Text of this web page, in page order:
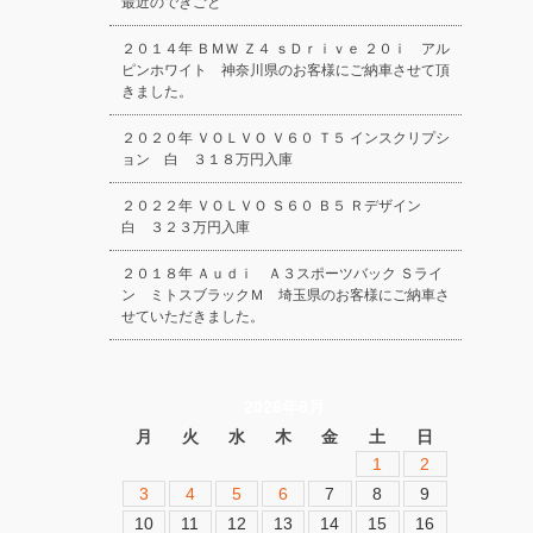
２０１４年 ＢＭＷ Ｚ４ ｓＤｒｉｖｅ ２０ｉ アル
ピンホワイト 神奈川県のお客様にご納車させて頂
きました。
２０２０年 ＶＯＬＶＯ Ｖ６０ Ｔ５ インスクリプシ
ョン 白 ３１８万円入庫
２０２２年 ＶＯＬＶＯ Ｓ６０ Ｂ５ Ｒデザイン
白 ３２３万円入庫
２０１８年 Ａｕｄｉ Ａ３スポーツバック Ｓライ
ン ミトスブラックＭ 埼玉県のお客様にご納車さ
せていただきました。
月
火 水 木 金 土
日
1
2
3
4 5 6 7 8
9
10
11 12 13 14 15
16